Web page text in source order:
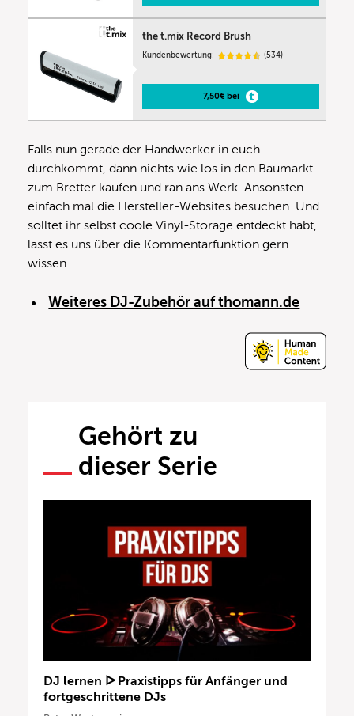
the t.mix Record Brush
Kundenbewertung: (534)
7,50€ bei
Falls nun gerade der Handwerker in euch
durchkommt, dann nichts wie los in den Baumarkt
zum Bretter kaufen und ran ans Werk. Ansonsten
einfach mal die Hersteller-Websites besuchen. Und
solltet ihr selbst coole Vinyl-Storage entdeckt habt,
lasst es uns über die Kommentarfunktion gern
wissen.
Weiteres DJ-Zubehör auf thomann.de
Gehört zu
dieser Serie
DJ lernen ᐅ Praxistipps für Anfänger und
fortgeschrittene DJs